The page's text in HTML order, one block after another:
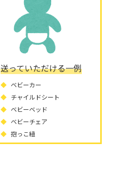
送っていただける一例
ベビーカー
チャイルドシート
ベビーベッド
ベビーチェア
抱っこ紐